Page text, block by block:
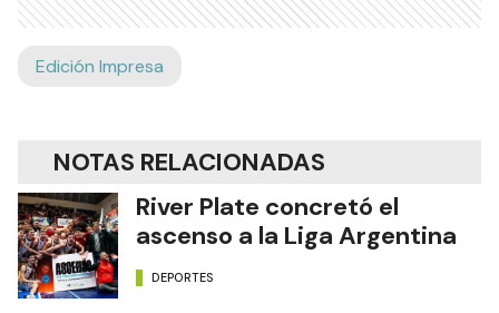
Edición Impresa
NOTAS RELACIONADAS
River Plate concretó el
ascenso a la Liga Argentina
DEPORTES